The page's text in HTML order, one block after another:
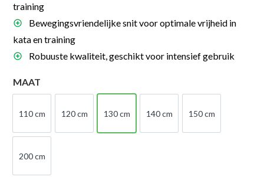
training
Bewegingsvriendelijke snit voor optimale vrijheid in
kata en training
Robuuste kwaliteit, geschikt voor intensief gebruik
MAAT
110 cm
110 cm
120 cm
120 cm
130 cm
130 cm
140 cm
140 cm
150 cm
150 cm
200 cm
200 cm